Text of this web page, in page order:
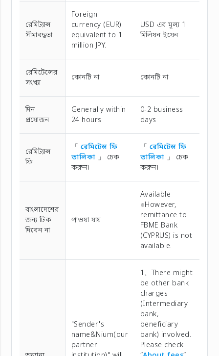
রেমিট্যান্স
সীমাবদ্ধতা
Foreign
currency (EUR)
equivalent to 1
million JPY.
USD এর মূল্য 1
মিলিয়ন ইয়েন
রেমিটেন্সের
সংখ্যা
কোনটি না কোনটি না
দিন
প্রয়োজন
Generally within
24 hours
0-2 business
days
রেমিট্যান্স
ফি
「 রেমিটেন্স ফি
তালিকা 」 চেক
করুন।
「 রেমিটেন্স ফি
তালিকা 」 চেক
করুন।
বাংলাদেশের
জন্য টিক
দিবেন না
পাওয়া যায়
Available
※However,
remittance to
FBME Bank
(CYPRUS) is not
available.
"Sender's
name&Nium(our
partner
1、There might
be other bank
charges
(Intermediary
bank,
beneficiary
bank) involved.
Please check